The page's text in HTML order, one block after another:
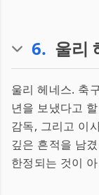
6. 울리
울리 헤네스. 축
년을 보냈다고
감독, 그리고 이
깊은 흔적을 남
한정되는 것이